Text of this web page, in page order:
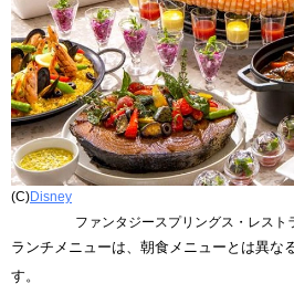
(C)Disney
ファンタジースプリングス・レス
ランチメニューは、朝食メニューとは異な
す。